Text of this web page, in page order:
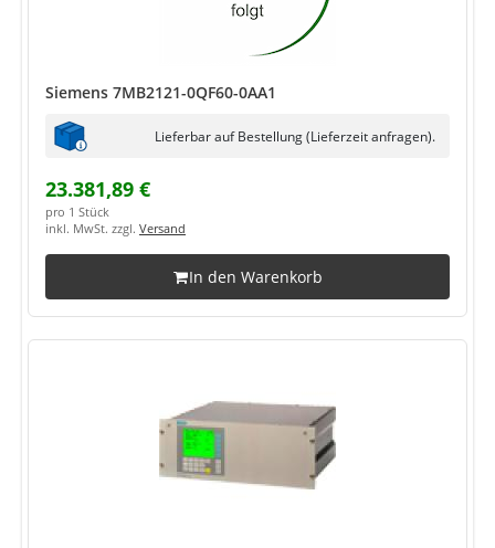
Siemens 7MB2121-0QF60-0AA1
Lieferbar auf Bestellung (Lieferzeit anfragen).
23.381,89 €
pro 1 Stück
inkl. MwSt. zzgl. Versand
In den Warenkorb